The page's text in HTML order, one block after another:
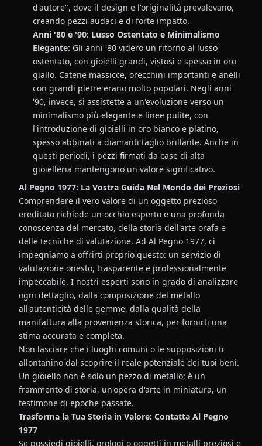
d'autore", dove il design e l'originalità prevalevano,
creando pezzi audaci e di forte impatto.
Anni '80 e '90: Lusso Ostentato e Minimalismo
Elegante: Gli anni '80 videro un ritorno al lusso
ostentato, con gioielli grandi, vistosi e spesso in oro
giallo. Catene massicce, orecchini importanti e anelli
con grandi pietre erano molto popolari. Negli anni
'90, invece, si assistette a un'evoluzione verso un
minimalismo più elegante e linee pulite, con
l'introduzione di gioielli in oro bianco e platino,
spesso abbinati a diamanti taglio brillante. Anche in
questi periodi, i pezzi firmati da case di alta
gioielleria mantengono un valore significativo.
Al Pegno 1977: La Vostra Guida Nel Mondo dei Preziosi
Comprendere il vero valore di un oggetto prezioso
ereditato richiede un occhio esperto e una profonda
conoscenza del mercato, della storia dell'arte orafa e
delle tecniche di valutazione. Ad Al Pegno 1977, ci
impegniamo a offrirti proprio questo: un servizio di
valutazione onesto, trasparente e professionalmente
impeccabile. I nostri esperti sono in grado di analizzare
ogni dettaglio, dalla composizione del metallo
all'autenticità delle gemme, dalla qualità della
manifattura alla provenienza storica, per fornirti una
stima accurata e completa.
Non lasciare che i luoghi comuni o le supposizioni ti
allontanino dal scoprire il reale potenziale dei tuoi beni.
Un gioiello non è solo un pezzo di metallo; è un
frammento di storia, un'opera d'arte in miniatura, un
testimone di epoche passate.
Trasforma la Tua Storia in Valore: Contatta Al Pegno
1977
Se possiedi gioielli, orologi o oggetti in metalli preziosi e